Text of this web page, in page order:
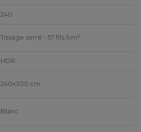
240
Tissage serré - 57 fils /cm²
HDR
240x300 cm
Blanc